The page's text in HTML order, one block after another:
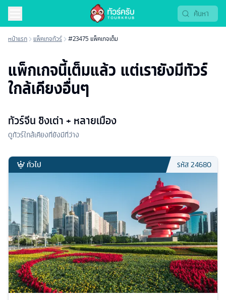
หน้าแรก แพ็คเกจทัวร์ #23475 แพ็คเกจเต็ม
แพ็กเกจนี้เต็มแล้ว แต่เรายังมีทัวร์
ใกล้เคียงอื่นๆ
ทัวร์จีน ชิงเต่า + หลายเมือง
ดูทัวร์ใกล้เคียงที่ยังมีที่ว่าง
ทั่วไป รหัส24680